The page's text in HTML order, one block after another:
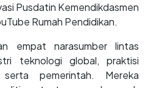
Pusdatin Kemendikdasmen
Rumah Pendidikan.
empat narasumber lintas
teknologi global, praktisi
serta pemerintah. Mereka